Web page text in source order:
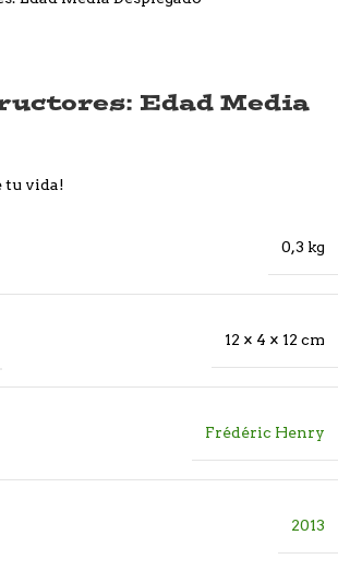
Edad Media
tu vida!
0,3 kg
12 × 4 × 12 cm
Frédéric Henry
2013